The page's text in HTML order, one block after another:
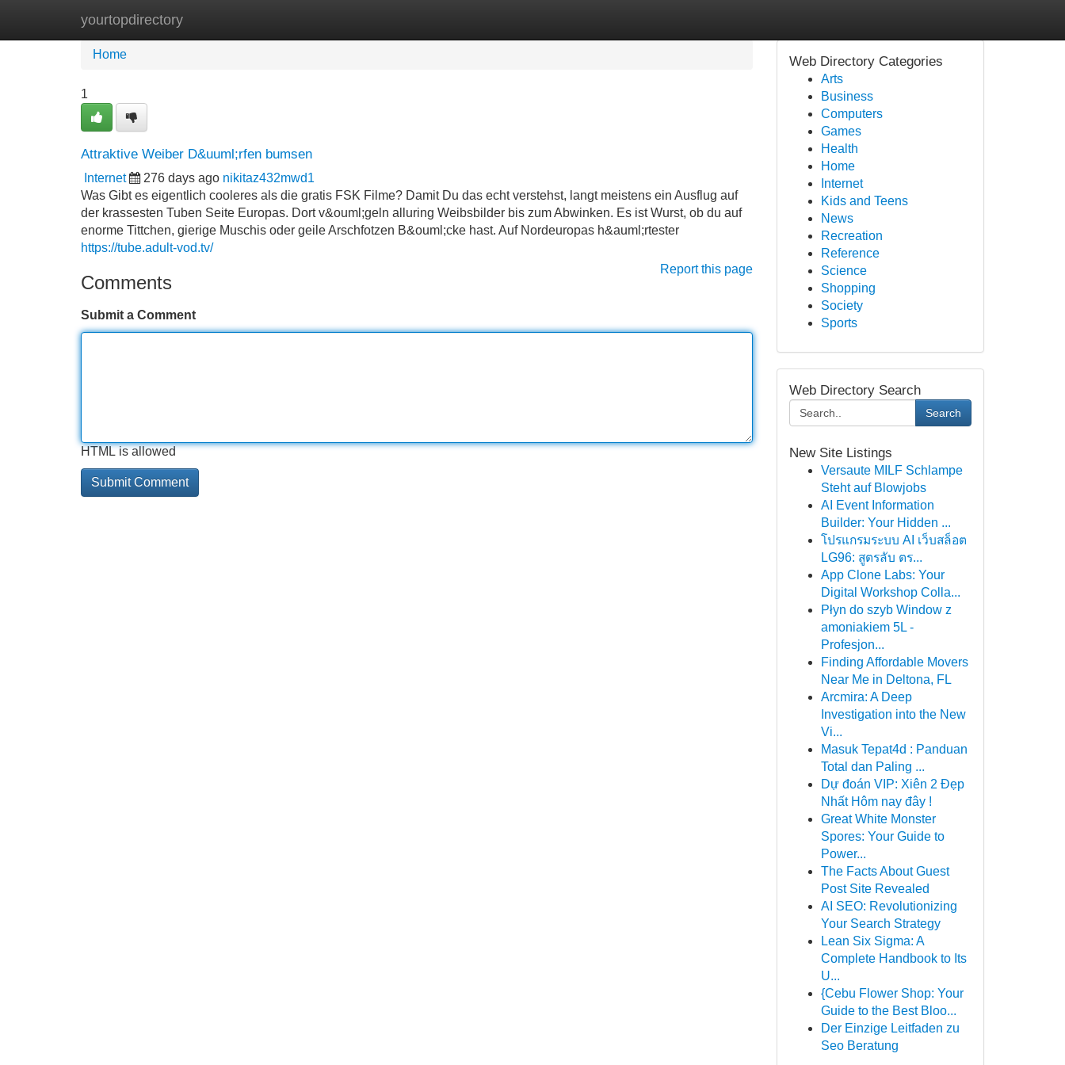
yourtopdirectory
Home New Site Listings
Home
1
Attraktive Weiber D&uuml;rfen bumsen
Internet 276 days ago nikitaz432mwd1
Was Gibt es eigentlich cooleres als die gratis FSK Filme? Damit Du das echt verstehst, langt meistens ein Ausflug auf
der krassesten Tuben Seite Europas. Dort v&ouml;geln alluring Weibsbilder bis zum Abwinken. Es ist Wurst, ob du auf
enorme Tittchen, gierige Muschis oder geile Arschfotzen B&ouml;cke hast. Auf Nordeuropas h&auml;rtester
https://tube.adult-vod.tv/
Report this page
Comments
Submit a Comment
HTML is allowed
Web Directory Categories
Arts
Business
Computers
Games
Health
Home
Internet
Kids and Teens
News
Recreation
Reference
Science
Shopping
Society
Sports
Web Directory Search
Search
New Site Listings
Versaute MILF Schlampe
Steht auf Blowjobs
AI Event Information
Builder: Your Hidden ...
โปรแกรมระบบ AI เว็บสล็อต
LG96: สูตรลับ ตร...
App Clone Labs: Your
Digital Workshop Colla...
Płyn do szyb Window z
amoniakiem 5L -
Profesjon...
Finding Affordable Movers
Near Me in Deltona, FL
Arcmira: A Deep
Investigation into the New
Vi...
Masuk Tepat4d : Panduan
Total dan Paling ...
Dự đoán VIP: Xiên 2 Đẹp
Nhất Hôm nay đây !
Great White Monster
Spores: Your Guide to
Power...
The Facts About Guest
Post Site Revealed
AI SEO: Revolutionizing
Your Search Strategy
Lean Six Sigma: A
Complete Handbook to Its
U...
{Cebu Flower Shop: Your
Guide to the Best Bloo...
Der Einzige Leitfaden zu
Seo Beratung